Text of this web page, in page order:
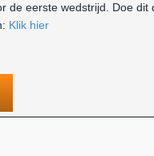
de eerste wedstrijd. Doe
Klik hier